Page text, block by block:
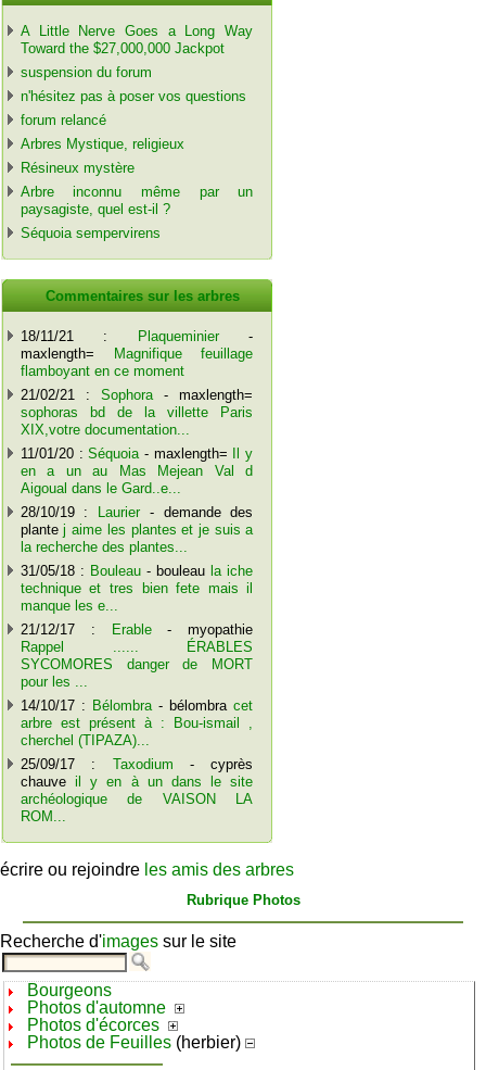
A Little Nerve Goes a Long Way
Toward the $27,000,000 Jackpot
suspension du forum
n'hésitez pas à poser vos questions
forum relancé
Arbres Mystique, religieux
Résineux mystère
Arbre inconnu même par un
paysagiste, quel est-il ?
Séquoia sempervirens
Commentaires sur les arbres
18/11/21 : Plaqueminier-
maxlength=
Magnifique feuillage
flamboyant en ce moment
21/02/21 : Sophora- maxlength=
sophoras bd de la villette Paris
XIX,votre documentation...
11/01/20 :Séquoia- maxlength=
Il y
en a un au Mas Mejean Val d
Aigoual dans le Gard..e...
28/10/19 :
Laurier- demande des
plantej aime les plantes et je suis a
la recherche des plantes...
31/05/18 : Bouleau- bouleau la iche
technique et tres bien fete mais il
manque les e...
21/12/17 :
Erable- myopathie
Rappel ...... ÉRABLES
SYCOMORES danger de MORT
pour les ...
14/10/17 : Bélombra- bélombracet
arbre est présent à : Bou-ismail ,
cherchel (TIPAZA)...
25/09/17 : Taxodium - cyprès
chauve il y en à un dans le site
archéologique de VAISON LA
ROM...
écrire ou rejoindre les amis des arbres
Rubrique Photos
Recherche d'images sur le site
Bourgeons
Photos d'automne
Photos d'écorces
Photos de Feuilles (herbier)